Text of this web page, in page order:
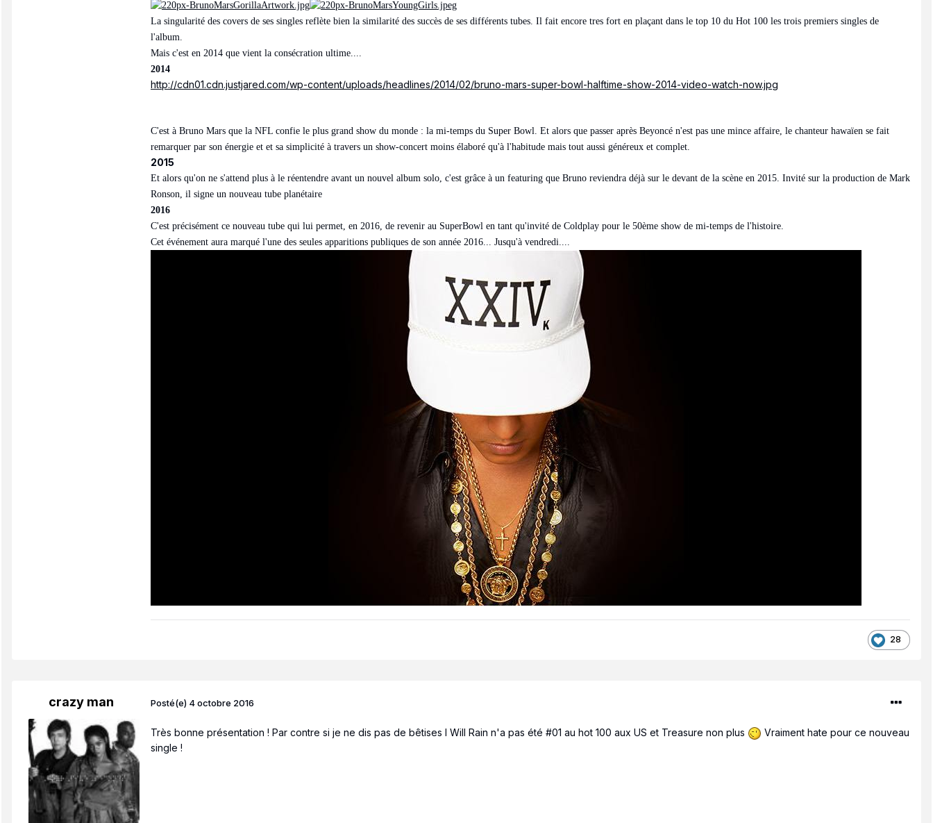
La singularité des covers de ses singles reflète bien la similarité des succès de ses différents tubes. Il fait encore tres fort en plaçant dans le top 10 du Hot 100 les trois premiers singles de
l'album.
Mais c'est en 2014 que vient la consécration ultime....
2014
http://cdn01.cdn.justjared.com/wp-content/uploads/headlines/2014/02/bruno-mars-super-bowl-halftime-show-2014-video-watch-now.jpg
C'est à Bruno Mars que la NFL confie le plus grand show du monde : la mi-temps du Super Bowl. Et alors que passer après Beyoncé n'est pas une mince affaire, le chanteur hawaïen se fait
remarquer par son énergie et et sa simplicité à travers un show-concert moins élaboré qu'à l'habitude mais tout aussi généreux et complet.
2015
Et alors qu'on ne s'attend plus à le réentendre avant un nouvel album solo, c'est grâce à un featuring que Bruno reviendra déjà sur le devant de la scène en 2015. Invité sur la production de Mark
Ronson, il signe un nouveau tube planétaire
2016
C'est précisément ce nouveau tube qui lui permet, en 2016, de revenir au SuperBowl en tant qu'invité de Coldplay pour le 50ème show de mi-temps de l'histoire.
Cet événement aura marqué l'une des seules apparitions publiques de son année 2016... Jusqu'à vendredi....
28
crazy man Posté(e) 4 octobre 2016
Très bonne présentation ! Par contre si je ne dis pas de bêtises I Will Rain n'a pas été #01 au hot 100 aux US et Treasure non plus
Vraiment hate pour ce nouveau
single !